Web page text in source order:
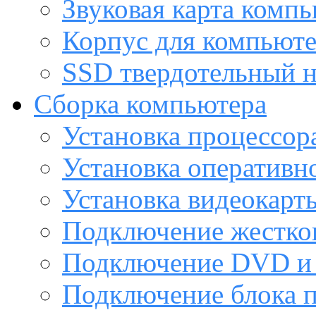
Звуковая карта
Корпус для
SSD твердотельный
Сборка компьютера
Установка
Установка
Установка
Подключение
Подключение DVD и
Подключение блока